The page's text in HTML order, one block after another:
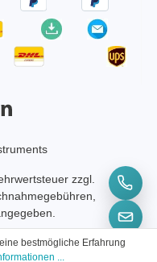
zzgl.
bestmögliche Erfahrung
...